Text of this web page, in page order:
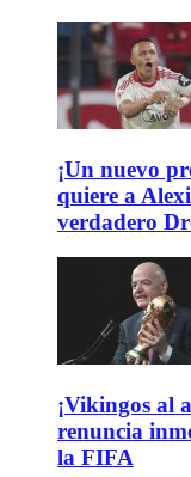
¡Un nuevo
quiere a
verdadero
¡Vikingos al
renuncia
la FIFA